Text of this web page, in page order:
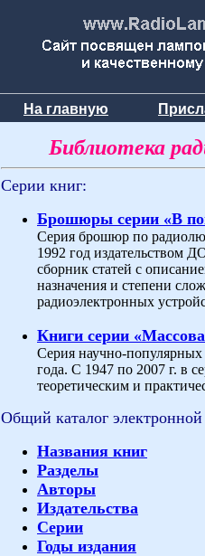
На главную
Библиотека
Серии книг:
Брошюры серии «В
Серия брошюр по
1992 год издательством
сборник статей с
назначения и степени
радиоэлектронных
Книги серии
Серия научно-
года. С 1947 по 2007 г. в
теоретическим и
Общий каталог
Названия книг
Разделы
Авторы
Издательства
Серии
Годы издания